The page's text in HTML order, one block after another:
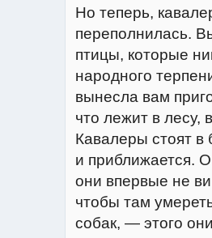
Но теперь,
переполнилась.
птицы, которые
народного
вынесла вам
что лежит в лесу,
Кавалеры стоят в
и приближается.
они впервые не
чтобы там
собак, — этого